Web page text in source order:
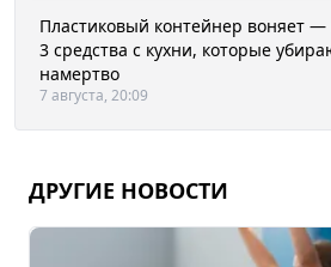
Пластиковый контейнер воняет —
3 средства с кухни, которые
намертво
7 августа, 20:09
ДРУГИЕ НОВОСТИ